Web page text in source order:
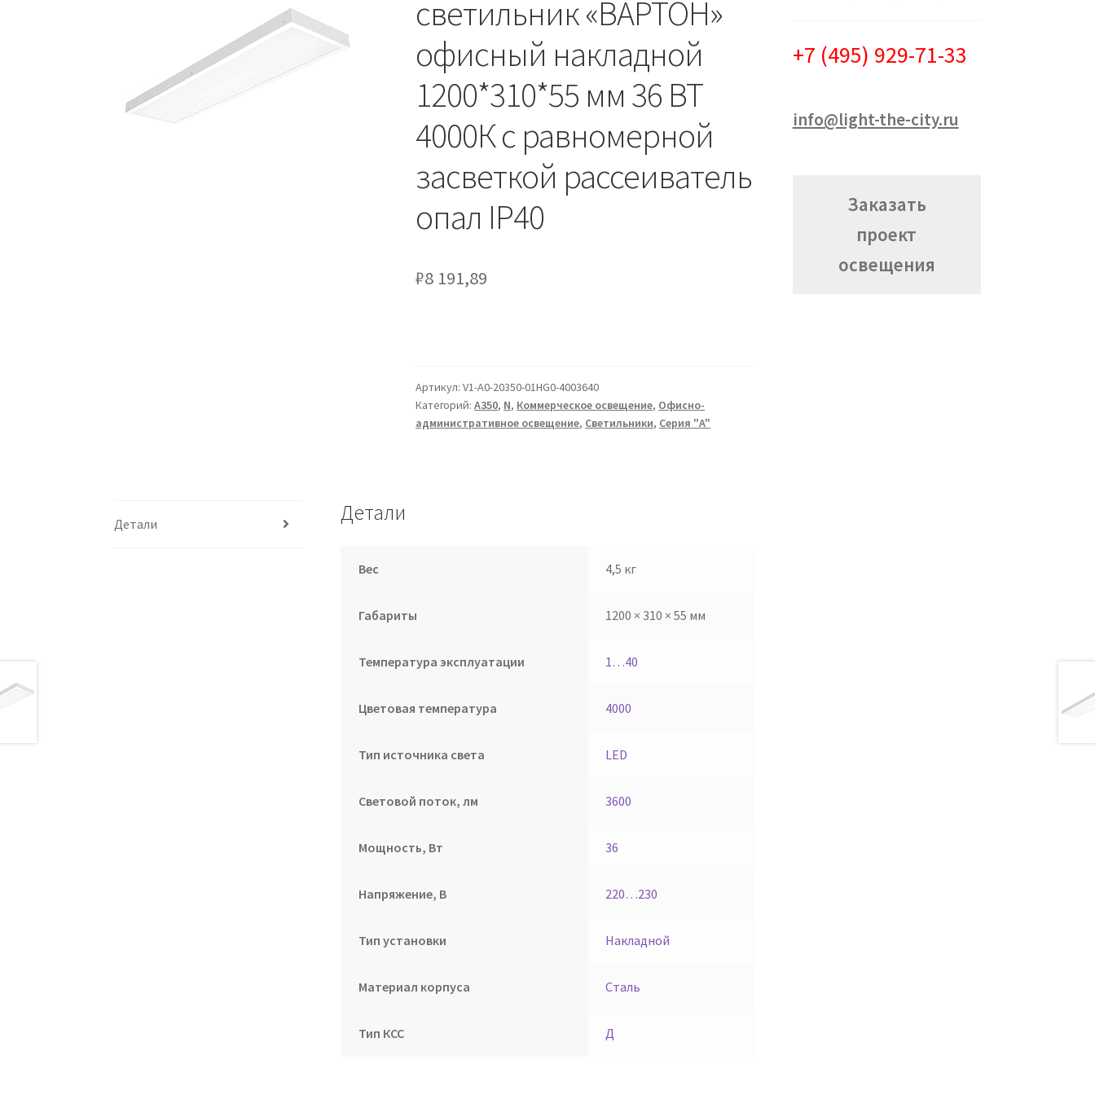
светильник «ВАРТОН»
офисный накладной
1200*310*55 мм 36 ВТ
4000К с равномерной
засветкой рассеиватель
опал IP40
₽8 191,89
Артикул:V1-A0-20350-01HG0-4003640
Категорий:A350, N, Коммерческое освещение, Офисно-
административное освещение, Светильники, Серия "A"
Детали Детали
Вес 4,5 кг
Габариты 1200 × 310 × 55 мм
Температура эксплуатации 1…40
Цветовая температура 4000
Тип источника света LED
Световой поток, лм 3600
Мощность, Вт 36
Напряжение, В 220…230
Тип установки Накладной
Материал корпуса Сталь
Тип КСС Д
+7 (495) 929-71-33
info@light-the-city.ru
Заказать
проект
освещения